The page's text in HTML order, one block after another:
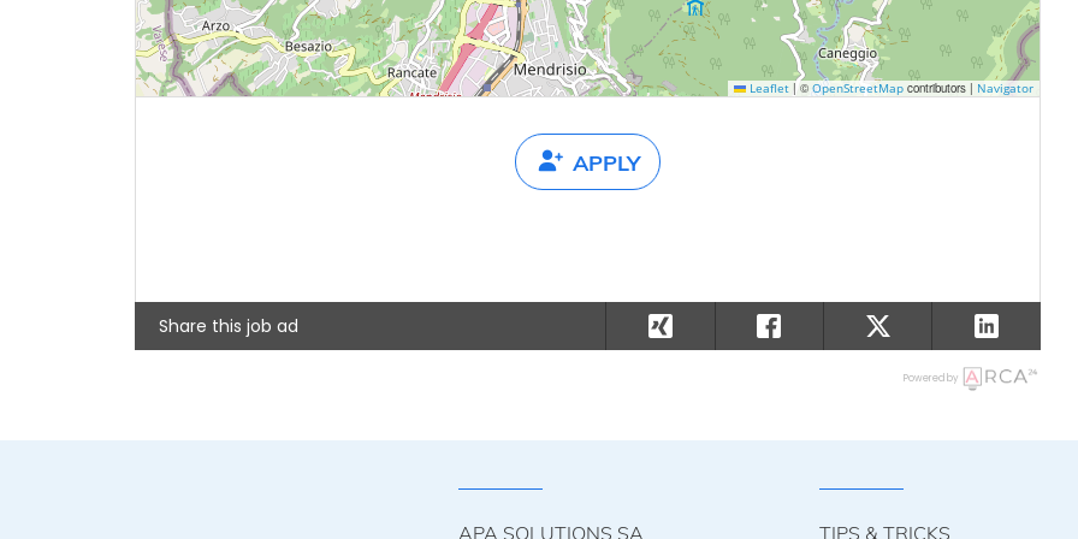
Leaflet | © OpenStreetMapcontributors | Navigator
APPLY
Share this job ad
Powered by
APA SOLUTIONS SA TIPS & TRICKS